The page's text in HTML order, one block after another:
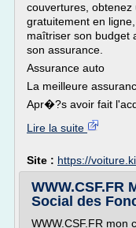
couvertures,
gratuitement en
maîtriser son budget
son assurance.
Assurance auto
La meilleure
Apr�?s avoir fait
Lire la suite
Site : https://
WWW.CSF.FR
Social des
WWW.CSF.FR mon